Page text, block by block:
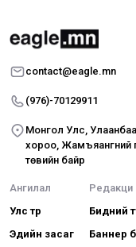
contact@eagle.mn
(976)-70129911
Монгол Улс,
хороо,
төвийн байр
Ангилал
Улс төр
Эдийн засаг
Редакци
Бидний
Баннер